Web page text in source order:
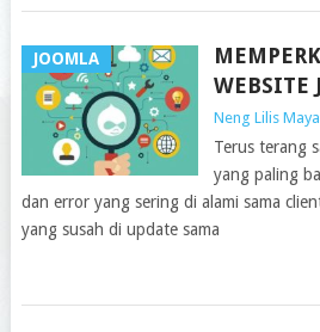
JOOMLA
WEBSITE
Neng Lilis
Terus terang
yang paling
dan error yang sering di alami sama
yang susah di update sama